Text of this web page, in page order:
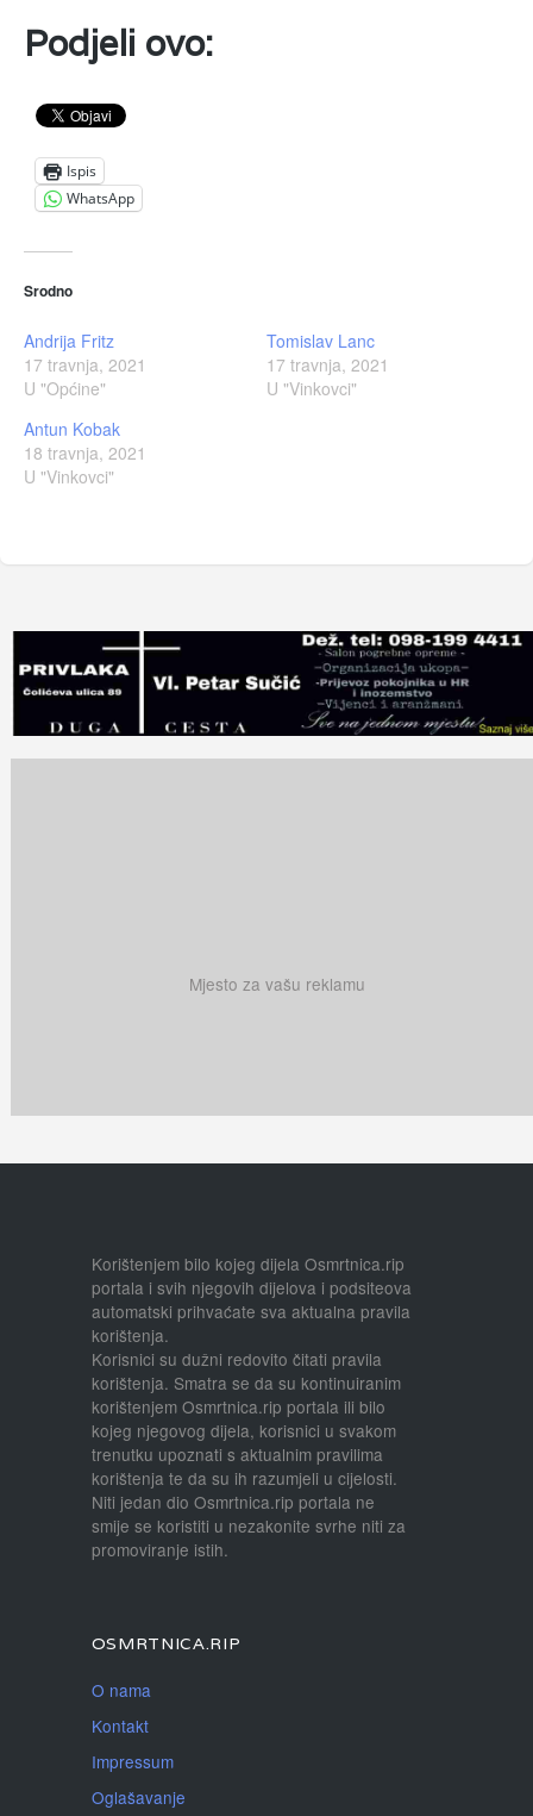
Podjeli ovo:
Ispis
WhatsApp
Srodno
Andrija Fritz
17 travnja, 2021
U "Općine"
Tomislav Lanc
17 travnja, 2021
U "Vinkovci"
Antun Kobak
18 travnja, 2021
U "Vinkovci"
Mjesto za vašu reklamu
Korištenjem bilo kojeg dijela Osmrtnica.rip
portala i svih njegovih dijelova i podsiteova
automatski prihvaćate sva aktualna pravila
korištenja.
Korisnici su dužni redovito čitati pravila
korištenja. Smatra se da su kontinuiranim
korištenjem Osmrtnica.rip portala ili bilo
kojeg njegovog dijela, korisnici u svakom
trenutku upoznati s aktualnim pravilima
korištenja te da su ih razumjeli u cijelosti.
Niti jedan dio Osmrtnica.rip portala ne
smije se koristiti u nezakonite svrhe niti za
promoviranje istih.
OSMRTNICA.RIP
O nama
Kontakt
Impressum
Oglašavanje